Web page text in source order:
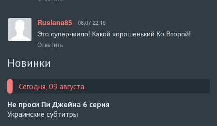
Ruslana85 08.07 22:15
Это супер-мило! Какой хорошенький Ко Второй!
Ответить
Новинки
Сегодня, 09 августа
Не проси Пи Джейна 6 серия
Украинские субтитры